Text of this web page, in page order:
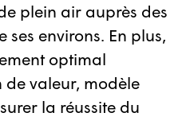
plein air auprès des
ses environs. En plus,
optimal
valeur, modèle
la réussite du